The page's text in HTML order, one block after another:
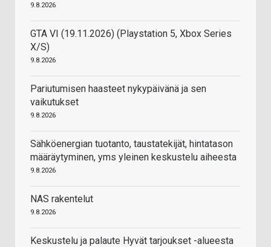
9.8.2026
GTA VI (19.11.2026) (Playstation 5, Xbox Series
X/S)
9.8.2026
Pariutumisen haasteet nykypäivänä ja sen
vaikutukset
9.8.2026
Sähköenergian tuotanto, taustatekijät, hintatason
määräytyminen, yms yleinen keskustelu aiheesta
9.8.2026
NAS rakentelut
9.8.2026
Keskustelu ja palaute Hyvät tarjoukset -alueesta